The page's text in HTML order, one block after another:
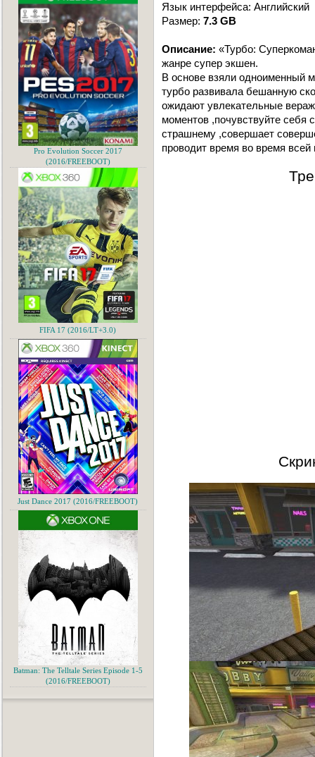
Язык интерфейса: Английский
Размер: 7.3 GB
Описание: «Турбо:
жанре супер экшен.
В основе взяли одноименный
турбо развивала бешанную
ожидают увлекательные
моментов ,почувствуйте себя
страшнему ,совершает
проводит время во время всей
Pro Evolution Soccer 2017
(2016/FREEBOOT)
FIFA 17 (2016/LT+3.0)
Just Dance 2017 (2016/FREEBOOT)
Batman: The Telltale Series Episode 1-5
(2016/FREEBOOT)